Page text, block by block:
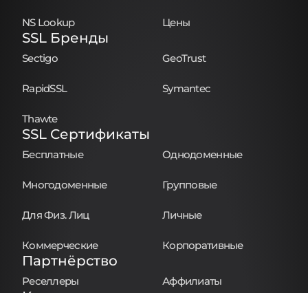
NS Lookup Цены
SSL Бренды
Sectigo GeoTrust
RapidSSL Symantec
Thawte
SSL Сертификаты
Бесплатные Однодоменные
Многодоменные Групповые
Для Физ. Лиц Личные
Коммерческие Корпоративные
Партнёрство
Реселлеры Аффилиаты